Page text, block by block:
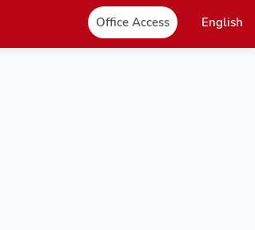
Office Access English